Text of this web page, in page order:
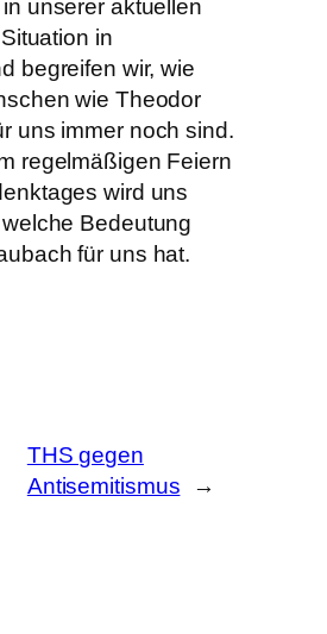
unserer aktuellen
in
begreifen wir, wie
wie Theodor
uns immer noch sind.
regelmäßigen Feiern
wird uns
Bedeutung
für uns hat.
THS gegen
Antisemitismus
→